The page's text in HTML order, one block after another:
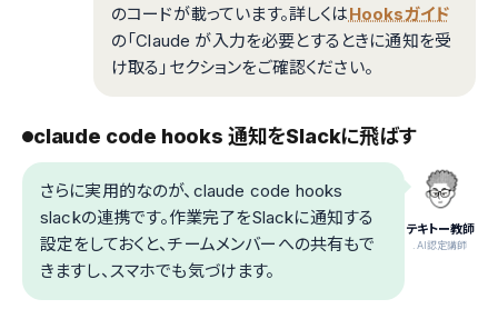
のコードが載っています。詳しくはHooksガイド
の「Claude が入力を必要とするときに通知を受
け取る」セクションをご確認ください。
claude code hooks 通知をSlackに飛ばす
テキトー教師
.AI認定講師
さらに実用的なのが、claude code hooks
slackの連携です。作業完了をSlackに通知する
設定をしておくと、チームメンバーへの共有もで
きますし、スマホでも気づけます。